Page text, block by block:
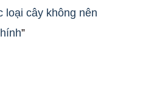
loại cây không nên
”